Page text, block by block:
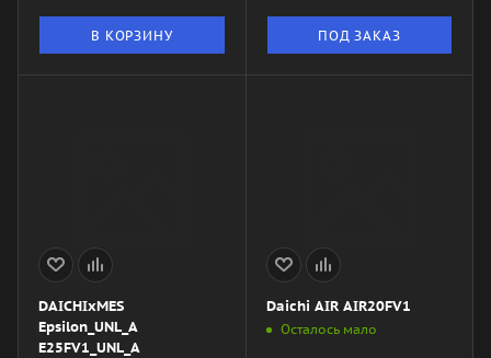
В КОРЗИНУ ПОД ЗАКАЗ
DAICHIxMES
Epsilon_UNL_A
E25FV1_UNL_A
Daichi AIR AIR20FV1
Осталось мало